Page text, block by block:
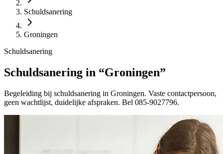
Schuldsanering
Groningen
Schuldsanering
Schuldsanering in “Groningen”
Begeleiding bij schuldsanering in Groningen. Vaste contactpersoon,
geen wachtlijst, duidelijke afspraken. Bel 085-9027796.